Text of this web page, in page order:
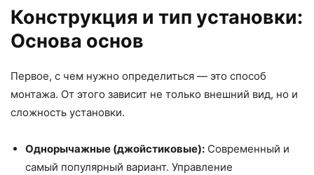
Конструкция и тип установки:
Основа основ
Первое, с чем нужно определиться — это способ
монтажа. От этого зависит не только внешний вид, но и
сложность установки.
Однорычажные (джойстиковые): Современный и
самый популярный вариант. Управление